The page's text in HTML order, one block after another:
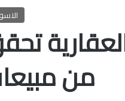
من